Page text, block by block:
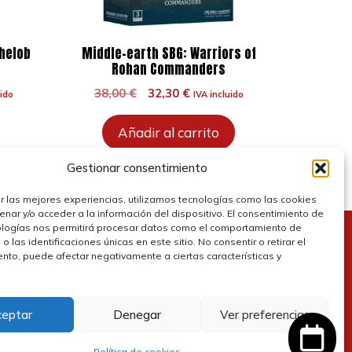
Gestionar consentimiento
las mejores experiencias, utilizamos tecnologías como las cookies
y/o acceder a la información del dispositivo. El consentimiento de
nos permitirá procesar datos como el comportamiento de
o las identificaciones únicas en este sitio. No consentir o retirar el
puede afectar negativamente a ciertas características y
Denegar Ver preferencias
Middle-earth SBG: Warriors of
Rohan Commanders
38,00€
El
original
era:
32,30 €El
actual
es:
IVA incluido
Añadir al carrito
de cookies
de privacidad